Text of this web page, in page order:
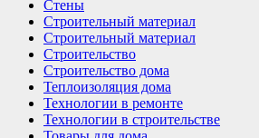
Стены
Строительный материал
Строительный материал
Строительство
Строительство дома
Теплоизоляция дома
Технологии в ремонте
Технологии в строительстве